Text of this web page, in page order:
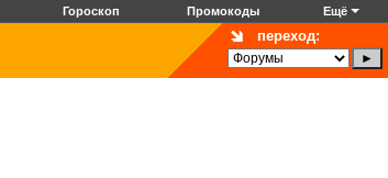
Гороскоп Промокоды Ещё
переход: